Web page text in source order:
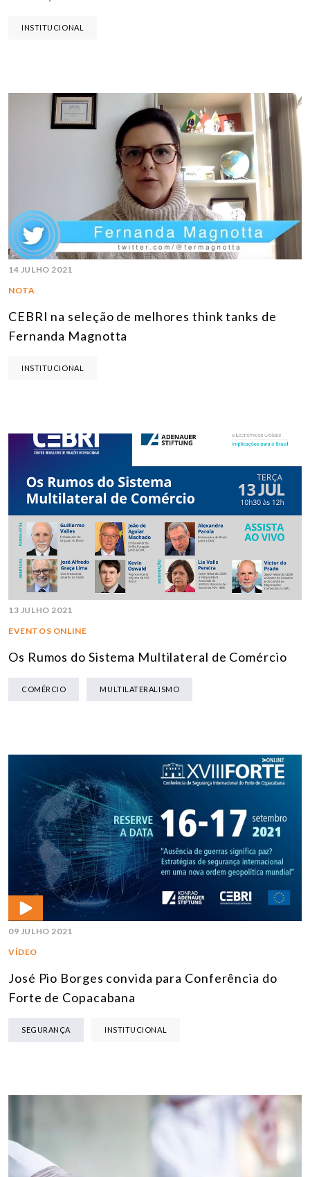
INSTITUCIONAL
14 JULHO 2021
NOTA
CEBRI na seleção de melhores think tanks de
Fernanda Magnotta
INSTITUCIONAL
13 JULHO 2021
EVENTOS ONLINE
Os Rumos do Sistema Multilateral de Comércio
COMÉRCIO MULTILATERALISMO
09 JULHO 2021
VÍDEO
José Pio Borges convida para Conferência do
Forte de Copacabana
SEGURANÇA INSTITUCIONAL